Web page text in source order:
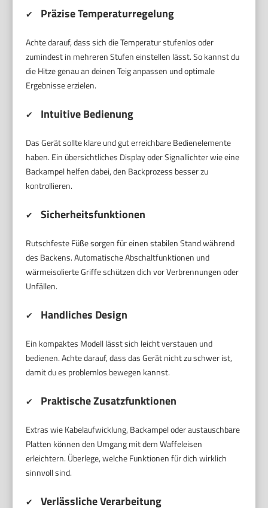
✔ Präzise Temperaturregelung
Achte darauf, dass sich die Temperatur stufenlos oder
zumindest in mehreren Stufen einstellen lässt. So kannst du
die Hitze genau an deinen Teig anpassen und optimale
Ergebnisse erzielen.
✔ Intuitive Bedienung
Das Gerät sollte klare und gut erreichbare Bedienelemente
haben. Ein übersichtliches Display oder Signallichter wie eine
Backampel helfen dabei, den Backprozess besser zu
kontrollieren.
✔ Sicherheitsfunktionen
Rutschfeste Füße sorgen für einen stabilen Stand während
des Backens. Automatische Abschaltfunktionen und
wärmeisolierte Griffe schützen dich vor Verbrennungen oder
Unfällen.
✔ Handliches Design
Ein kompaktes Modell lässt sich leicht verstauen und
bedienen. Achte darauf, dass das Gerät nicht zu schwer ist,
damit du es problemlos bewegen kannst.
✔ Praktische Zusatzfunktionen
Extras wie Kabelaufwicklung, Backampel oder austauschbare
Platten können den Umgang mit dem Waffeleisen
erleichtern. Überlege, welche Funktionen für dich wirklich
sinnvoll sind.
✔ Verlässliche Verarbeitung